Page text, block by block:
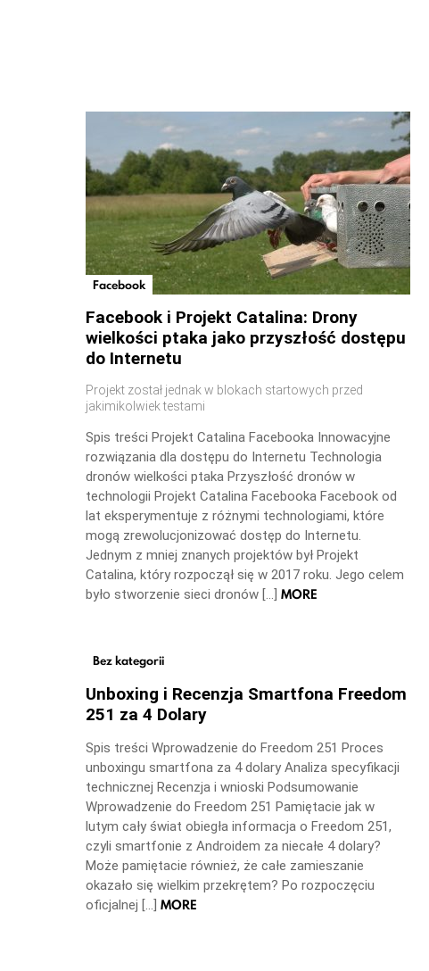
Facebook
Facebook i Projekt Catalina: Drony
wielkości ptaka jako przyszłość dostępu
do Internetu
Projekt został jednak w blokach startowych przed
jakimikolwiek testami
Spis treści Projekt Catalina Facebooka Innowacyjne
rozwiązania dla dostępu do Internetu Technologia
dronów wielkości ptaka Przyszłość dronów w
technologii Projekt Catalina Facebooka Facebook od
lat eksperymentuje z różnymi technologiami, które
mogą zrewolucjonizować dostęp do Internetu.
Jednym z mniej znanych projektów był Projekt
Catalina, który rozpoczął się w 2017 roku. Jego celem
było stworzenie sieci dronów […] MORE
Bez kategorii
Unboxing i Recenzja Smartfona Freedom
251 za 4 Dolary
Spis treści Wprowadzenie do Freedom 251 Proces
unboxingu smartfona za 4 dolary Analiza specyfikacji
technicznej Recenzja i wnioski Podsumowanie
Wprowadzenie do Freedom 251 Pamiętacie jak w
lutym cały świat obiegła informacja o Freedom 251,
czyli smartfonie z Androidem za niecałe 4 dolary?
Może pamiętacie również, że całe zamieszanie
okazało się wielkim przekrętem? Po rozpoczęciu
oficjalnej […] MORE